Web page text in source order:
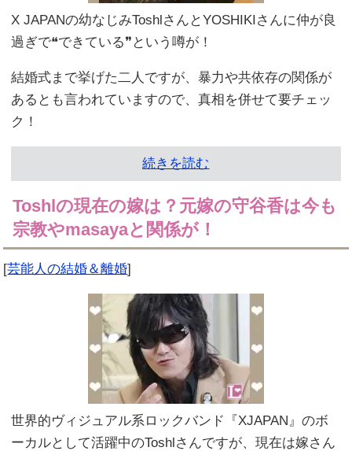
X JAPANの幼なじみToshlさんとYOSHIKIさんに仲が良
過ぎで❝できている❞という噂が！
結婚式まで挙げた二人ですが、暴力や共依存の関係が
あるとも言われていますので、真相を併せて要チェッ
ク！
続きを読む
Toshlの現在の嫁は？元嫁の守谷香は今も
宗教やmasayaと関係が！
[芸能人の結婚＆離婚]
世界的ヴィジュアル系ロックバンド『XJAPAN』のボ
ーカルとして活躍中のToshlさんですが、現在は嫁さん